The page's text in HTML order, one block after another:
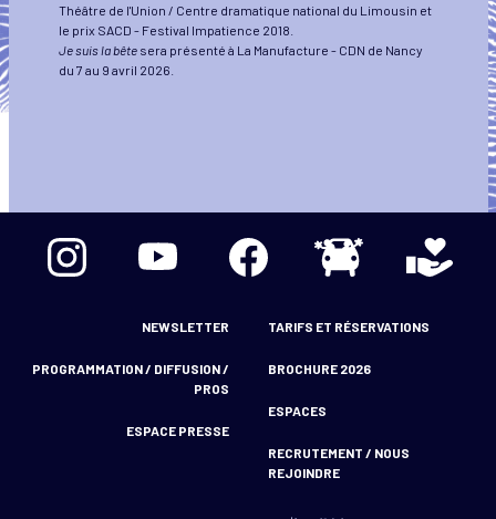
Théâtre de l'Union / Centre dramatique national du Limousin et
le prix SACD - Festival Impatience 2018.
Je suis la bêtesera présenté à La Manufacture - CDN de Nancy
du 7 au 9 avril 2026.
NEWSLETTER
PROGRAMMATION / DIFFUSION /
PROS
ESPACE PRESSE
TARIFS ET RÉSERVATIONS
BROCHURE 2026
ESPACES
RECRUTEMENT / NOUS
REJOINDRE